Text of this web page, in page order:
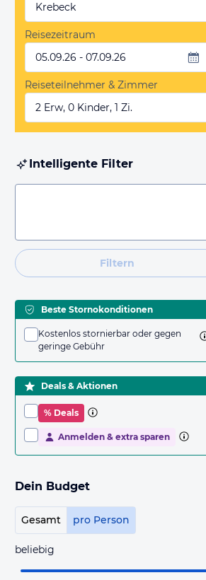
Krebeck
Reisezeitraum
05.09.26 - 07.09.26
Reiseteilnehmer & Zimmer
2 Erw, 0 Kinder, 1 Zi.
Intelligente Filter
Filtern
Beste Stornokonditionen
Kostenlos stornierbar oder gegen
geringe Gebühr
Deals & Aktionen
% Deals
Anmelden & extra sparen
Dein Budget
Gesamt pro Person
beliebig